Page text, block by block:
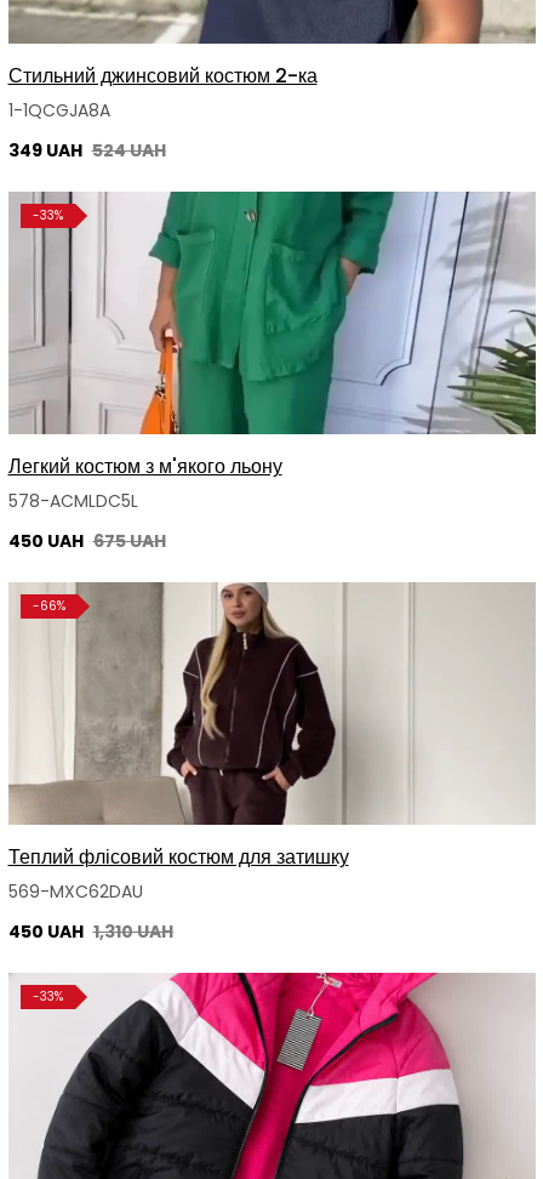
Стильний джинсовий костюм 2-ка
1-1QCGJA8A
349 UAH 524 UAH
-33%
Легкий костюм з м'якого льону
578-ACMLDC5L
450 UAH 675 UAH
-66%
Теплий флісовий костюм для затишку
569-MXC62DAU
450 UAH 1,310 UAH
-33%